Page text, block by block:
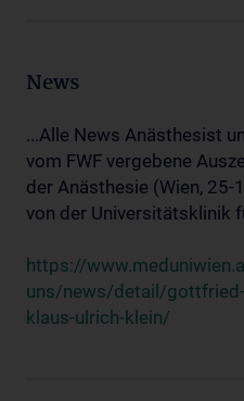
News
...Alle News Anästhesist
vom FWF vergebene
der Anästhesie (Wien,
von der Universitätsklinik
https://
uns/news/detail/
klaus-ulrich-klein/